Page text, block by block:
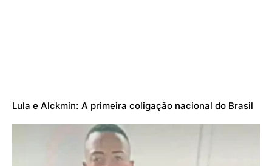
Lula e Alckmin: A primeira coligação nacional do Brasil